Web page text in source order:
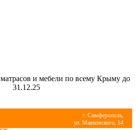
матрасов и мебели по всему Крыму до
31.12.25
г. Симферополь,
ул. Маяковского, 14